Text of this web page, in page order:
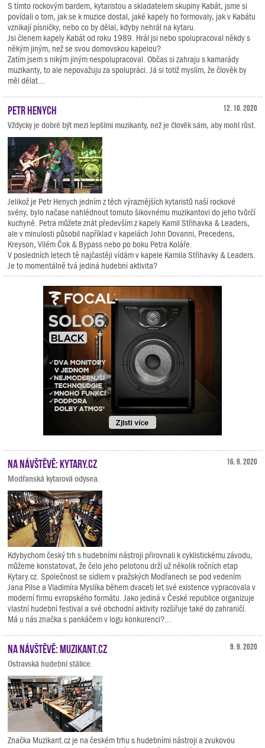
S tímto rockovým bardem, kytaristou a skladatelem skupiny Kabát, jsme si
povídali o tom, jak se k muzice dostal, jaké kapely ho formovaly, jak v Kabátu
vznikají písničky, nebo co by dělal, kdyby nehrál na kytaru.
Jsi členem kapely Kabát od roku 1989. Hrál jsi nebo spolupracoval někdy s
někým jiným, než se svou domovskou kapelou?
Zatím jsem s nikým jiným nespolupracoval. Občas si zahraju s kamarády
muzikanty, to ale nepovažuju za spolupráci. Já si totiž myslím, že člověk by
měl dělat...
12. 10. 2020
Petr Henych
Vždycky je dobré být mezi lepšími muzikanty, než je člověk sám, aby mohl růst.
Jelikož je Petr Henych jedním z těch výraznějších kytaristů naší rockové
svény, bylo načase nahlédnout tomuto šikovnému muzikantovi do jeho tvůrčí
kuchyně. Petra můžete znát především z kapely Kamil Střihavka & Leaders,
ale v minulosti působil například v kapelách John Dovanni, Precedens,
Kreyson, Vilém Čok & Bypass nebo po boku Petra Koláře.
V posledních letech tě najčastěji vídám v kapele Kamila Střihavky & Leaders.
Je to momentálně tvá jediná hudební aktivita?
16. 9. 2020
Na návštěvě: Kytary.cz
Modřanská kytarová odysea.
Kdybychom český trh s hudebními nástroji přirovnali k cyklistickému závodu,
můžeme konstatovat, že čelo jeho pelotonu drží už několik ročních etap
Kytary.cz. Společnost se sídlem v pražských Modřanech se pod vedením
Jana Pilse a Vladimíra Myslíka během dvaceti let své existence vypracovala v
moderní firmu evropského formátu. Jako jediná v České republice organizuje
vlastní hudební festival a své obchodní aktivity rozšiřuje také do zahraničí.
Má u nás značka s pankáčem v logu konkurenci?...
9. 9. 2020
Na návštěvě: Muzikant.cz
Ostravská hudební stálice.
Značka Muzikant.cz je na českém trhu s hudebními nástroji a zvukovou